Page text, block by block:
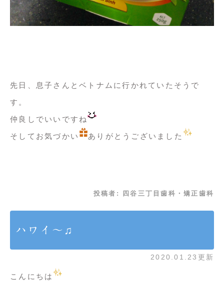
先日、息子さんとベトナムに行かれていたそうで
す。
仲良しでいいですね
そしてお気づかい
ありがとうございました
投稿者: 四谷三丁目歯科・矯正歯科
ハワイ〜♫
2020.01.23更新
こんにちは